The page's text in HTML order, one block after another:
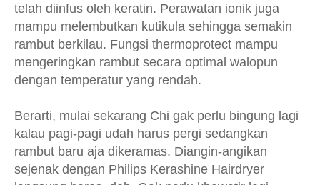
telah diinfus oleh keratin. Perawatan ionik juga
mampu melembutkan kutikula sehingga semakin
rambut berkilau. Fungsi thermoprotect mampu
mengeringkan rambut secara optimal walopun
dengan temperatur yang rendah.
Berarti, mulai sekarang Chi gak perlu bingung lagi
kalau pagi-pagi udah harus pergi sedangkan
rambut baru aja dikeramas. Diangin-angikan
sejenak dengan Philips Kerashine Hairdryer